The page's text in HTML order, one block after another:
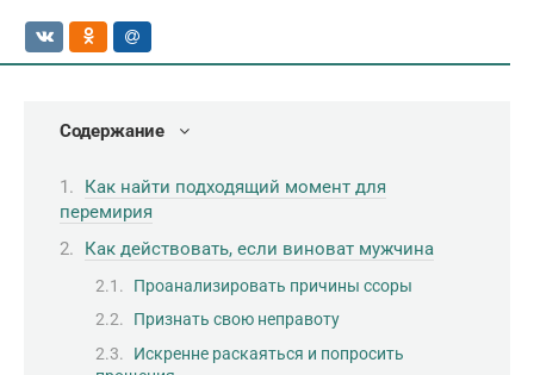
Содержание
Как найти подходящий момент для
перемирия
Как действовать, если виноват мужчина
Проанализировать причины ссоры
Признать свою неправоту
Искренне раскаяться и попросить